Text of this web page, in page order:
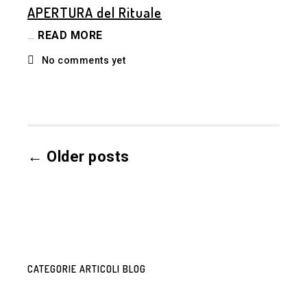
APERTURA del Rituale
… READ MORE
No comments yet
← Older posts
CATEGORIE ARTICOLI BLOG